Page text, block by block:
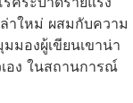
าใหม่ ผสมกับความ
มองผู้เขียนเขาน่า
อง ในสถานการณ์